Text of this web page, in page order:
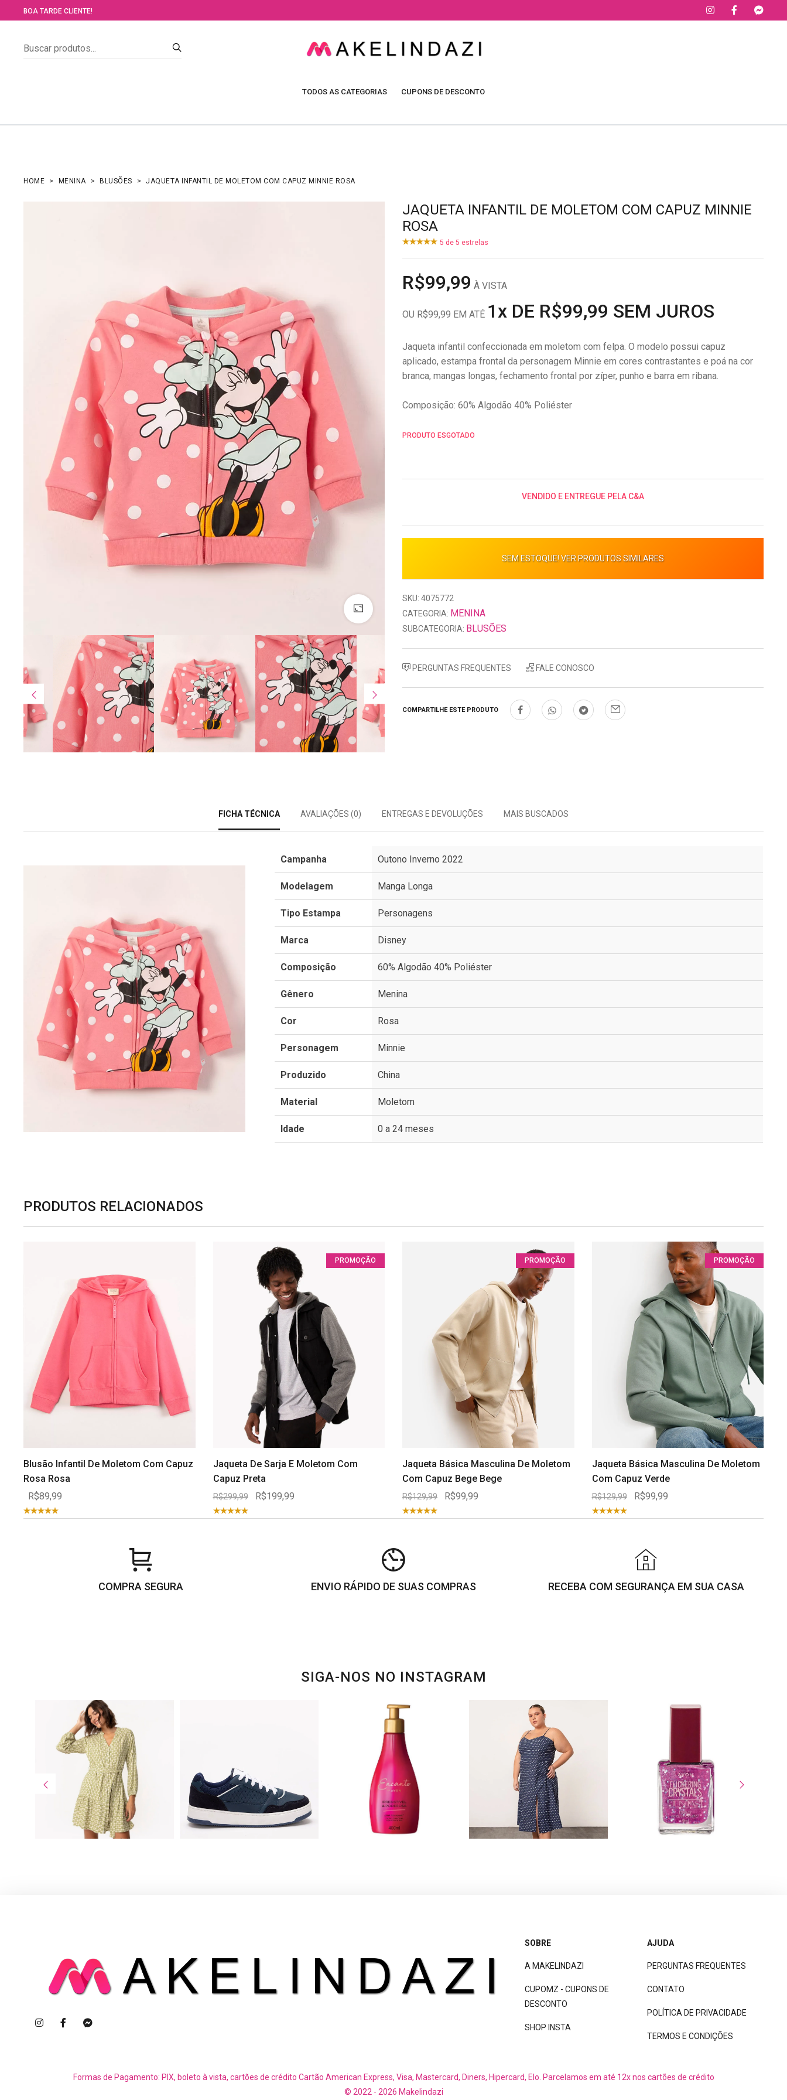
BOA TARDE CLIENTE!
TODOS AS CATEGORIAS CUPONS DE DESCONTO
HOME MENINA BLUSÕES JAQUETA INFANTIL DE MOLETOM COM CAPUZ MINNIE ROSA
JAQUETA INFANTIL DE MOLETOM COM CAPUZ MINNIE
ROSA
5 de 5 estrelas
R$99,99 À VISTA
OU R$99,99 EM ATÉ 1x DE R$99,99 SEM JUROS
Jaqueta infantil confeccionada em moletom com felpa. O modelo possui capuz
aplicado, estampa frontal da personagem Minnie em cores contrastantes e poá na cor
branca, mangas longas, fechamento frontal por zíper, punho e barra em ribana.
Composição: 60% Algodão 40% Poliéster
PRODUTO ESGOTADO
VENDIDO E ENTREGUE PELA C&A
SEM ESTOQUE! VER PRODUTOS SIMILARES
SKU: 4075772
CATEGORIA: MENINA
SUBCATEGORIA: BLUSÕES
PERGUNTAS FREQUENTES FALE CONOSCO
COMPARTILHE ESTE PRODUTO
FICHA TÉCNICA AVALIAÇÕES (0) ENTREGAS E DEVOLUÇÕES MAIS BUSCADOS
Campanha Outono Inverno 2022
Modelagem Manga Longa
Tipo Estampa Personagens
Marca Disney
Composição 60% Algodão 40% Poliéster
Gênero Menina
Cor Rosa
Personagem Minnie
Produzido China
Material Moletom
Idade 0 a 24 meses
PRODUTOS RELACIONADOS
Blusão Infantil De Moletom Com Capuz
Rosa Rosa
R$89,99
PROMOÇÃO
Jaqueta De Sarja E Moletom Com
Capuz Preta
R$299,99 R$199,99
PROMOÇÃO
Jaqueta Básica Masculina De Moletom
Com Capuz Bege Bege
R$129,99 R$99,99
PROMOÇÃO
Jaqueta Básica Masculina De Moletom
Com Capuz Verde
R$129,99 R$99,99
COMPRA SEGURA ENVIO RÁPIDO DE SUAS COMPRAS RECEBA COM SEGURANÇA EM SUA CASA
SIGA-NOS NO INSTAGRAM
SOBRE
A MAKELINDAZI
CUPOMZ - CUPONS DE
DESCONTO
SHOP INSTA
AJUDA
PERGUNTAS FREQUENTES
CONTATO
POLÍTICA DE PRIVACIDADE
TERMOS E CONDIÇÕES
Formas de Pagamento: PIX, boleto à vista, cartões de crédito Cartão American Express, Visa, Mastercard, Diners, Hipercard, Elo. Parcelamos em até 12x nos cartões de crédito
© 2022 - 2026 Makelindazi